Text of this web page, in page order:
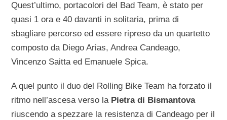
Quest’ultimo, portacolori del Bad Team, è stato per
quasi 1 ora e 40 davanti in solitaria, prima di
sbagliare percorso ed essere ripreso da un quartetto
composto da Diego Arias, Andrea Candeago,
Vincenzo Saitta ed Emanuele Spica.
A quel punto il duo del Rolling Bike Team ha forzato il
ritmo nell’ascesa verso la Pietra di Bismantova
riuscendo a spezzare la resistenza di Candeago per il